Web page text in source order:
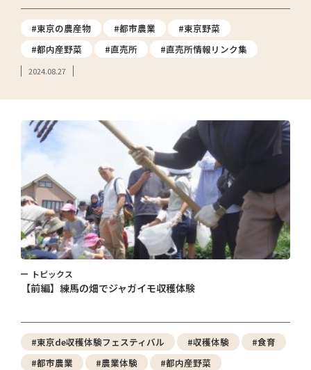
#東京の農産物 #都市農業
#東京野菜
#都内産野菜
#直売所 #直売所情報リンク集
2024.08.27
トピックス
【前編】練馬の畑でジャガイモ収穫体験
#東京de収穫体験フェスティバル #収穫体験
#食育
#都市農業
#農業体験 #都内産野菜